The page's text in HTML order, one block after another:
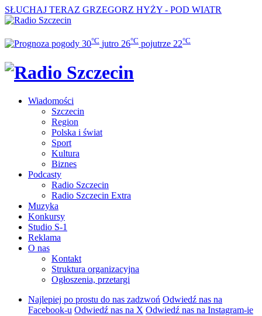
SŁUCHAJ TERAZ GRZEGORZ HYŻY - POD WIATR
30°C jutro 26°C pojutrze 22°C
Wiadomości
Szczecin
Region
Polska i świat
Sport
Kultura
Biznes
Podcasty
Radio Szczecin
Radio Szczecin Extra
Muzyka
Konkursy
Studio S-1
Reklama
O nas
Kontakt
Struktura organizacyjna
Ogłoszenia, przetargi
Najlepiej po prostu do nas zadzwoń Odwiedź nas na
Facebook-u Odwiedź nas na X Odwiedź nas na Instagram-ie